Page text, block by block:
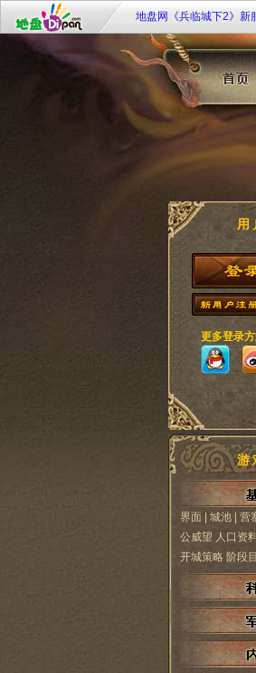
地盘网《兵临城下2》新
地盘网《宫廷计》最新
《大侠传》特权商店限
《108将》群侠济世 聚
九凤临朝《凤凰决》双
《唐宫梦》双线35服[
用
更多登录方
游
界面 | 城池 | 营
公威望 人口资
开城策略 阶段